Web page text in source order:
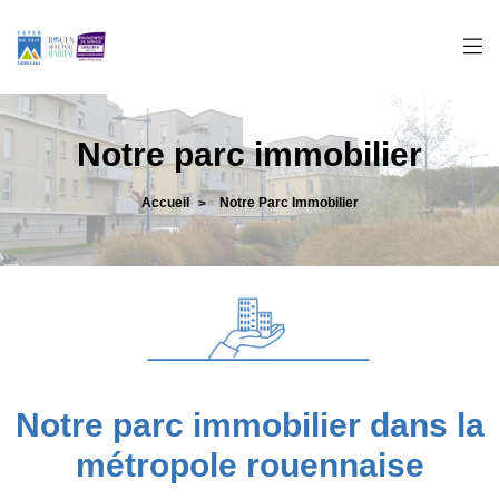
Notre parc immobilier
Accueil > Notre Parc Immobilier
Notre parc immobilier dans la
métropole rouennaise